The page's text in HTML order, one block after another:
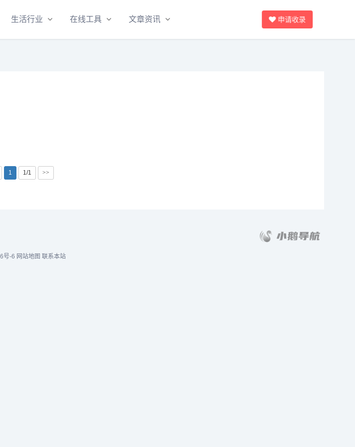
生活行业 在线工具 文章资讯 申请收录
1 1/1 >>
号-6 网站地图 联系本站